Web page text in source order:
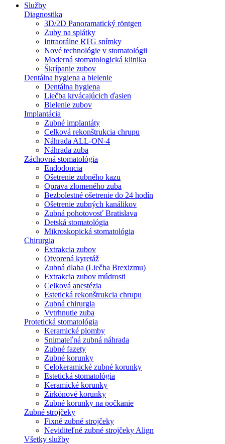
Služby
Diagnostika
3D/2D Panoramatický röntgen
Zuby na splátky
Intraorálne RTG snímky
Nové technológie v stomatológii
Moderná stomatologická klinika
Škrípanie zubov
Dentálna hygiena a bielenie
Dentálna hygiena
Liečba krvácajúcich ďasien
Bielenie zubov
Implantácia
Zubné implantáty
Celková rekonštrukcia chrupu
Náhrada ALL-ON-4
Náhrada zuba
Záchovná stomatológia
Endodoncia
Ošetrenie zubného kazu
Oprava zlomeného zuba
Bezbolestné ošetrenie do 24 hodín
Ošetrenie zubných kanálikov
Zubná pohotovosť Bratislava
Detská stomatológia
Mikroskopická stomatológia
Chirurgia
Extrakcia zubov
Otvorená kyretáž
Zubná dlaha (Liečba Brexizmu)
Extrakcia zubov múdrosti
Celková anestézia
Estetická rekonštrukcia chrupu
Zubná chirurgia
Vytrhnutie zuba
Protetická stomatológia
Keramické plomby
Snimateľná zubná náhrada
Zubné fazety
Zubné korunky
Celokeramické zubné korunky
Estetická stomatológia
Keramické korunky
Zirkónové korunky
Zubné korunky na počkanie
Zubné strojčeky
Fixné zubné strojčeky
Neviditeľné zubné strojčeky Align
Všetky služby